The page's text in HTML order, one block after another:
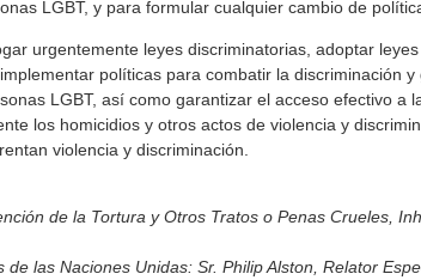
LGBT, y para formular cualquier cambio de
urgentemente leyes discriminatorias, adoptar leyes
políticas para combatir la discriminación y
LGBT, así como garantizar el acceso efectivo a
los homicidios y otros actos de violencia y
violencia y discriminación.
de la Tortura y Otros Tratos o Penas Crueles,
de las Naciones Unidas: Sr. Philip Alston, Relator